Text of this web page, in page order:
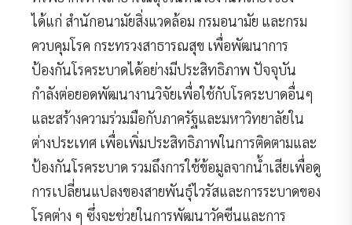
ได้แก่ สำนักอนามัยสิ่งแวดล้อม กรมอนามัย และกรม
ควบคุมโรค กระทรวงสาธารณสุข เพื่อพัฒนาการ
ป้องกันโรคระบาดได้อย่างมีประสิทธิภาพ ปัจจุบัน
กำลังต่อยอดพัฒนางานวิจัยเพื่อใช้กับโรคระบาดอื่นๆ
และสร้างความร่วมมือกับภาครัฐและมหาวิทยาลัยใน
ต่างประเทศ เพื่อเพิ่มประสิทธิภาพในการติดตามและ
ป้องกันโรคระบาด รวมถึงการใช้ข้อมูลจากน้ำเสียเพื่อดู
การเปลี่ยนแปลงของสายพันธุ์ไวรัสและการระบาดของ
โรคต่าง ๆ ซึ่งจะช่วยในการพัฒนาวัคซีนและการ